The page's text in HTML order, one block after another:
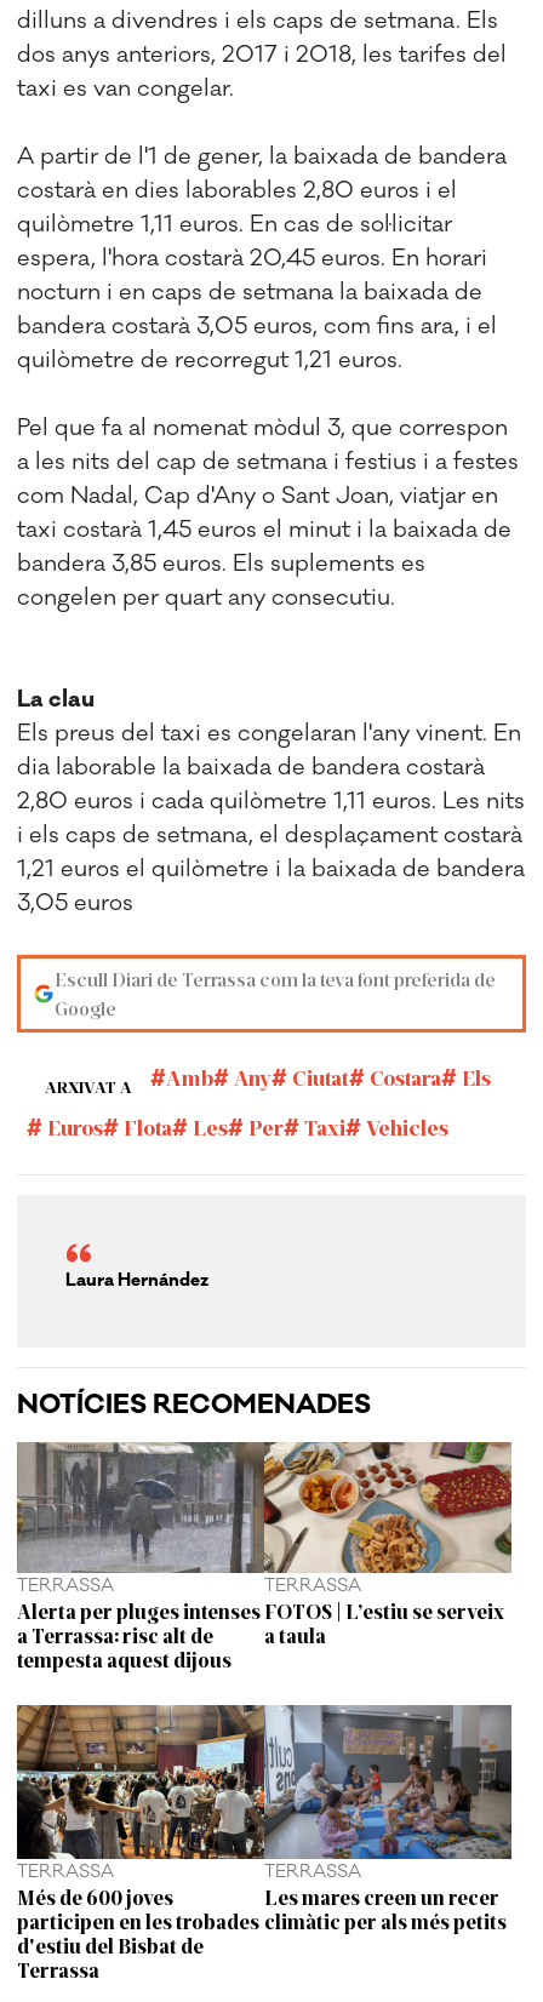
dilluns a divendres i els caps de setmana. Els
dos anys anteriors, 2017 i 2018, les tarifes del
taxi es van congelar.
A partir de l'1 de gener, la baixada de bandera
costarà en dies laborables 2,80 euros i el
quilòmetre 1,11 euros. En cas de sol·licitar
espera, l'hora costarà 20,45 euros. En horari
nocturn i en caps de setmana la baixada de
bandera costarà 3,05 euros, com fins ara, i el
quilòmetre de recorregut 1,21 euros.
Pel que fa al nomenat mòdul 3, que correspon
a les nits del cap de setmana i festius i a festes
com Nadal, Cap d'Any o Sant Joan, viatjar en
taxi costarà 1,45 euros el minut i la baixada de
bandera 3,85 euros. Els suplements es
congelen per quart any consecutiu.
La clau
Els preus del taxi es congelaran l'any vinent. En
dia laborable la baixada de bandera costarà
2,80 euros i cada quilòmetre 1,11 euros. Les nits
i els caps de setmana, el desplaçament costarà
1,21 euros el quilòmetre i la baixada de bandera
3,05 euros
Escull Diari de Terrassa com la teva font preferida de
Google
ARXIVAT A Amb Any Ciutat Costara
Els
Euros
Flota Les Per Taxi Vehicles
Laura Hernández
NOTÍCIES RECOMENADES
TERRASSA
Alerta per pluges intenses
a Terrassa: risc alt de
tempesta aquest dijous
TERRASSA
FOTOS | L’estiu se serveix
a taula
TERRASSA
Més de 600 joves
participen en les trobades
d'estiu del Bisbat de
Terrassa
TERRASSA
Les mares creen un recer
climàtic per als més petits